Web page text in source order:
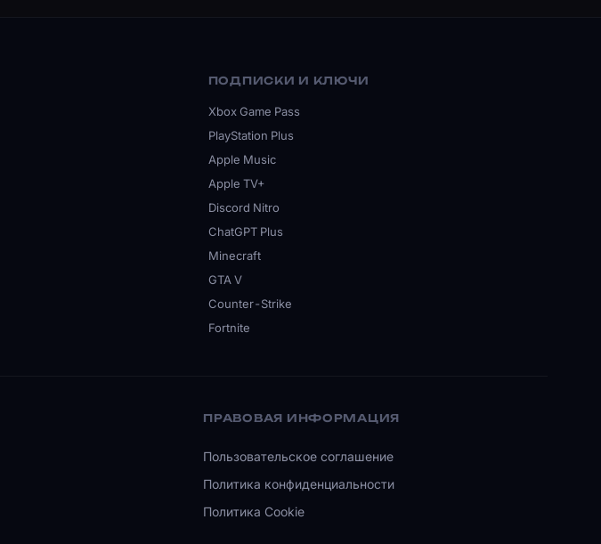
ПОДПИСКИ И КЛЮЧИ
Xbox Game Pass
PlayStation Plus
Apple Music
Apple TV+
Discord Nitro
ChatGPT Plus
Minecraft
GTA V
Counter-Strike
Fortnite
ПРАВОВАЯ ИНФОРМАЦИЯ
Пользовательское соглашение
Политика конфиденциальности
Политика Cookie